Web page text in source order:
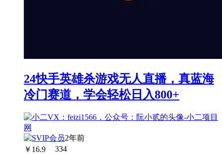
24快手英雄杀游戏无人直播，真蓝海
冷门赛道，学会轻松日入800+
2年前
￥ 16.9 334